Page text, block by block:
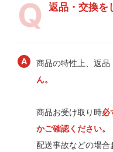
返品・交換を
商品の特性上、返品
ん。
商品お受け取り時必
かご確認ください。
配送事故などの場